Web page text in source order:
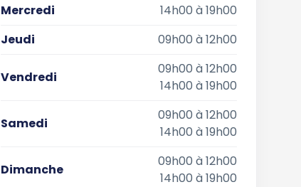
Mercredi
14h00 à 19h00
Jeudi
09h00 à 12h00
Vendredi
09h00 à 12h00
14h00 à 19h00
Samedi
09h00 à 12h00
14h00 à 19h00
Dimanche
09h00 à 12h00
14h00 à 19h00